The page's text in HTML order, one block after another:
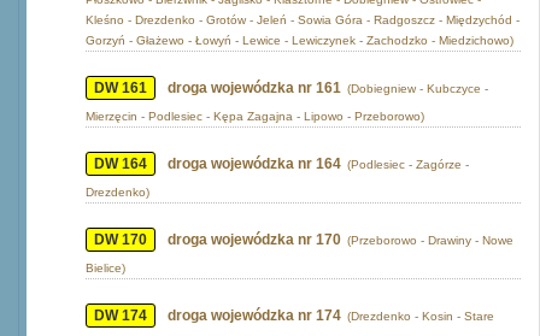
Kleśno - Drezdenko - Grotów - Jeleń - Sowia Góra - Radgoszcz - Międzychód -
Gorzyń - Głażewo - Łowyń - Lewice - Lewiczynek - Zachodzko - Miedzichowo)
DW 161 droga wojewódzka nr 161 (Dobiegniew - Kubczyce -
Mierzęcin - Podlesiec - Kępa Zagajna - Lipowo - Przeborowo)
DW 164 droga wojewódzka nr 164 (Podlesiec - Zagórze -
Drezdenko)
DW 170 droga wojewódzka nr 170 (Przeborowo - Drawiny - Nowe
Bielice)
DW 174 droga wojewódzka nr 174 (Drezdenko - Kosin - Stare